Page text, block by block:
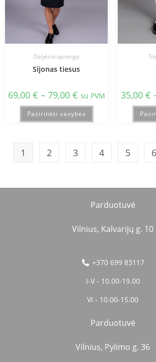
Dalykinė apranga
Sijonas tiesus
69,00 € – 79,00 € su PVM
Pasirinkti savybes
35,00 €
1 2 3 4 5 6
Parduotuvė
Vilnius, Kalvarijų g. 10
+370 699 83117
I-V - 10.00-19.00
VI - 10.00-15.00
Parduotuvė
Vilnius, Pylimo g. 36